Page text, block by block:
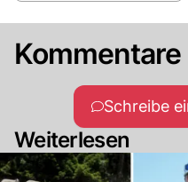
Kommentare
Schreibe
Weiterlesen